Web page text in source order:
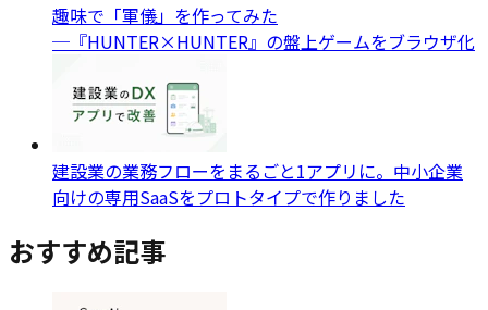
趣味で「軍儀」を作ってみた
─『HUNTER×HUNTER』の盤上ゲームをブラウザ化
建設業の業務フローをまるごと1アプリに。中小企業
向けの専用SaaSをプロトタイプで作りました
おすすめ記事